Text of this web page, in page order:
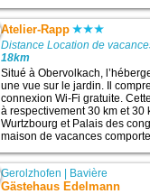
Atelier-Rapp
Distance Location de
18km
Situé à Obervolkach,
une vue sur le jardin. Il
connexion Wi-Fi gratuite.
à respectivement 30 km et 30
Wurtzbourg et Palais des
maison de vacances comporte
Gerolzhofen Bavière
Gästehaus Edelmann